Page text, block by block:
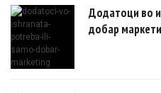
Додатоци во
добар